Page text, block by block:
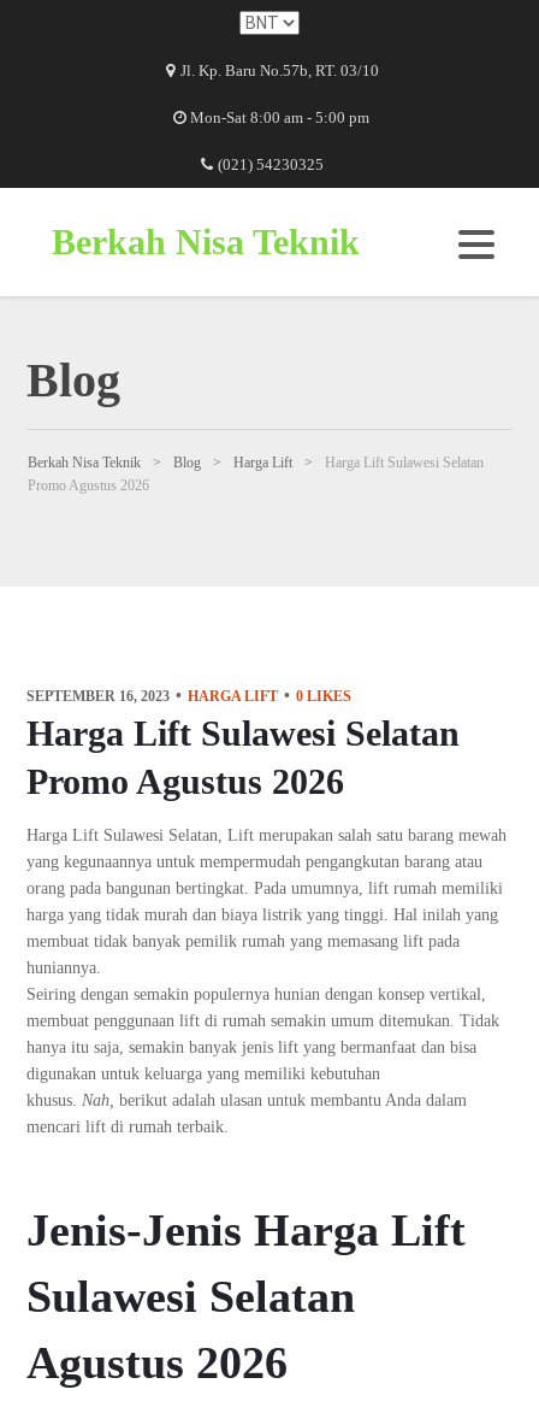
Jl. Kp. Baru No.57b, RT. 03/10
Mon-Sat 8:00 am - 5:00 pm
(021) 54230325
Berkah Nisa Teknik
Blog
Berkah Nisa Teknik > Blog > Harga Lift >
Harga Lift Sulawesi Selatan
Promo Agustus 2026
SEPTEMBER 16, 2023 HARGA LIFT 0 LIKES
Harga Lift Sulawesi Selatan
Promo Agustus 2026
Harga Lift Sulawesi Selatan, Lift merupakan salah satu barang mewah
yang kegunaannya untuk mempermudah pengangkutan barang atau
orang pada bangunan bertingkat. Pada umumnya, lift rumah memiliki
harga yang tidak murah dan biaya listrik yang tinggi. Hal inilah yang
membuat tidak banyak pemilik rumah yang memasang lift pada
huniannya.
Seiring dengan semakin populernya hunian dengan konsep vertikal,
membuat penggunaan lift di rumah semakin umum ditemukan. Tidak
hanya itu saja, semakin banyak jenis lift yang bermanfaat dan bisa
digunakan untuk keluarga yang memiliki kebutuhan
khusus.Nah,berikut adalah ulasan untuk membantu Anda dalam
mencari lift di rumah terbaik.
Jenis-Jenis Harga Lift
Sulawesi Selatan
Agustus 2026